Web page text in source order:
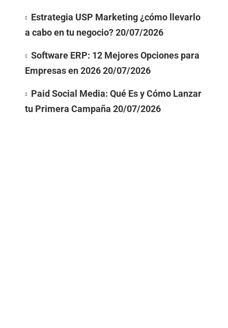
Estrategia USP Marketing ¿cómo llevarlo
a cabo en tu negocio?20/07/2026
Software ERP: 12 Mejores Opciones para
Empresas en 202620/07/2026
Paid Social Media: Qué Es y Cómo Lanzar
tu Primera Campaña 20/07/2026